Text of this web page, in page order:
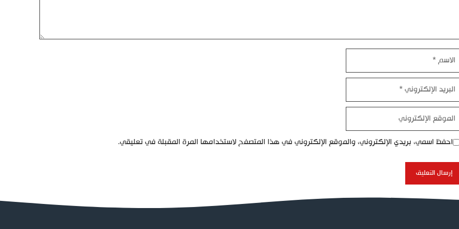
احفظ اسمي، بريدي الإلكتروني، والموقع الإلكتروني في هذا المتصفح لاستخدامها المرة المقبلة في تعليقي.